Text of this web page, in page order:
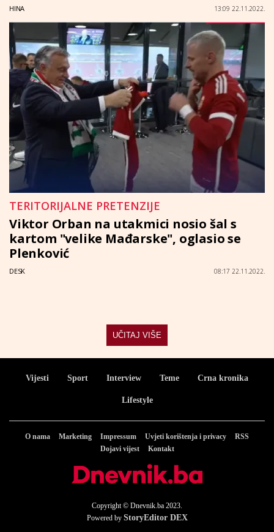
HINA 13:09 22.11.2022.
TERITORIJALNE PRETENZIJE
Viktor Orban na utakmici nosio šal s
kartom "velike Mađarske", oglasio se
Plenković
DESK 08:17 22.11.2022.
UČITAJ VIŠE
Vijesti Sport Interview Teme Crna kronika
Lifestyle
O nama Marketing Impressum Uvjeti korištenja i privacy
RSS
Dojavi vijest
Kontakt
Copyright © Dnevnik.ba 2023.
Powered by StoryEditor DEX